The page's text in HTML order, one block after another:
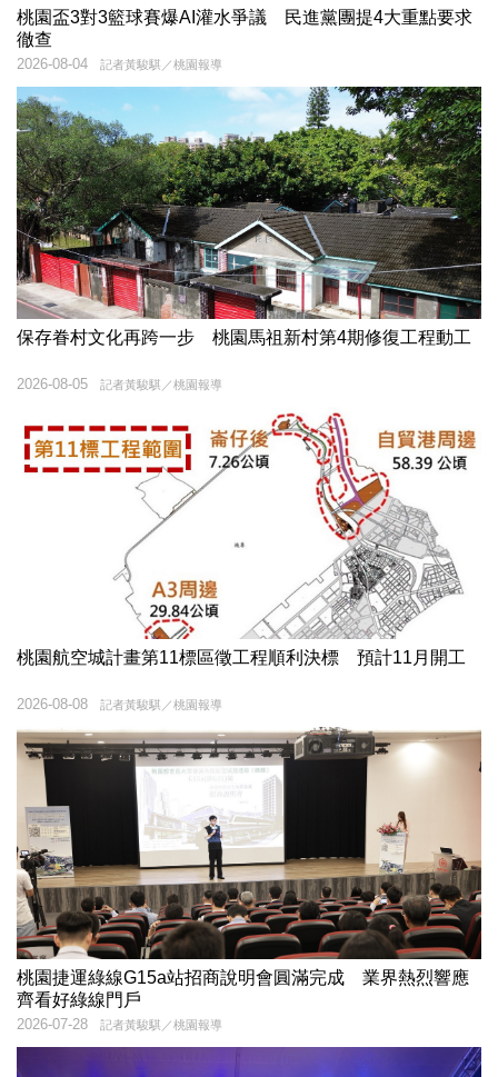
桃園盃3對3籃球賽爆AI灌水爭議 民進黨團提4大重點要求
徹查
記者黃駿騏／桃園報導
2026-08-04
保存眷村文化再跨一步 桃園馬祖新村第4期修復工程動工
記者黃駿騏／桃園報導
2026-08-05
桃園航空城計畫第11標區徵工程順利決標 預計11月開工
記者黃駿騏／桃園報導
2026-08-08
桃園捷運綠線G15a站招商說明會圓滿完成 業界熱烈響應
齊看好綠線門戶
記者黃駿騏／桃園報導
2026-07-28